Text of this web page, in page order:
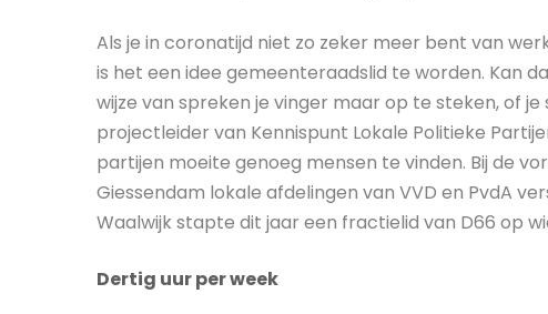
Als je in coronatijd niet zo zeker meer bent van
is het een idee gemeenteraadslid te worden. Kan
wijze van spreken je vinger maar op te steken, of
projectleider van Kennispunt Lokale Politieke
partijen moeite genoeg mensen te vinden. Bij de
Giessendam lokale afdelingen van VVD en PvdA
Waalwijk stapte dit jaar een fractielid van D66 op
Dertig uur per week